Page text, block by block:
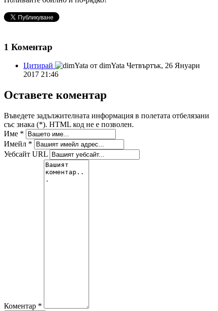
1 Коментар
Цитирай от dimYata Четвъртък, 26 Януари
2017 21:46
Оставете коментар
Въведете задължителната информация в полетата отбелязани
със знака (*). HTML код не е позволен.
Име *
Имейл *
Уебсайт URL
Коментар *